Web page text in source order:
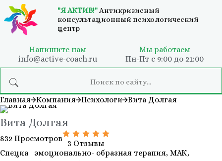
"Я АКТИВ!"Антикризисный
консультационный психологический
центр
Напишите нам
info@active-coach.ru
Мы работаем
Пн-Пт с 9:00 до 21:00
Главная Компания Психологи Вита Долгая
Вита Долгая
832 Просмотров
3 Отзывы
Специа
эмоционально- образная терапия, МАК,